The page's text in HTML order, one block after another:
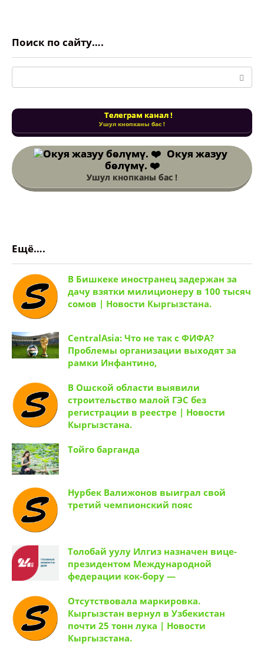
Поиск по сайту….
Поиск:
Телеграм канал !
Ушул кнопканы бас !
Окуя жазуу
бөлүмү. ❤️
Ушул кнопканы бас !
Ещё….
В Бишкеке иностранец задержан за
дачу взятки милиционеру в 100 тысяч
сомов | Новости Кыргызстана.
CentralAsia: Что не так с ФИФА?
Проблемы организации выходят за
рамки Инфантино,
В Ошской области выявили
строительство малой ГЭС без
регистрации в реестре | Новости
Кыргызстана.
Тойго барганда
Нурбек Валижонов выиграл свой
третий чемпионский пояс
Толобай уулу Илгиз назначен вице-
президентом Международной
федерации кок-бору —
Отсутствовала маркировка.
Кыргызстан вернул в Узбекистан
почти 25 тонн лука | Новости
Кыргызстана.